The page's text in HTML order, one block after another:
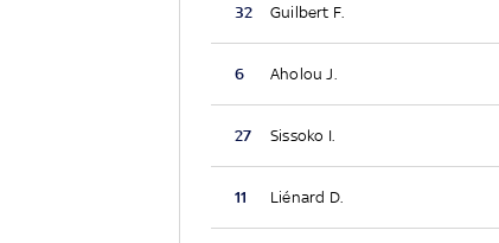
32 Guilbert F.
6 Aholou J.
27 Sissoko I.
11 Liénard D.